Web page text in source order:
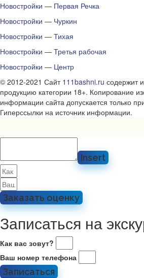
Новостройки — Первая Речка
Новостройки — Чуркин
Новостройки — Тихая
Новостройки — Третья рабочая
Новостройки — Центр
© 2012-2021 Сайт 111bashni.ru содержит
продукцию категории 18+. Копирование
информации сайта допускается только
Гиперссылки на источник информации.
Insert
Заказать оценку
Записаться на
Как вас зовут?
Ваш номер телефона
Записаться